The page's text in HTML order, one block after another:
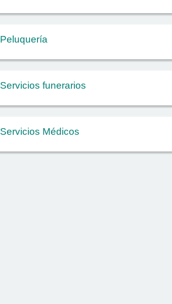
Peluquería
Servicios funerarios
Servicios Médicos